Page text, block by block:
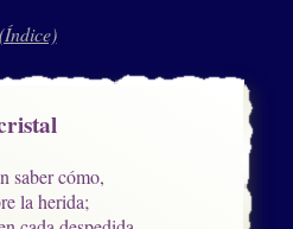
(Índice)
saber cómo,
la herida;